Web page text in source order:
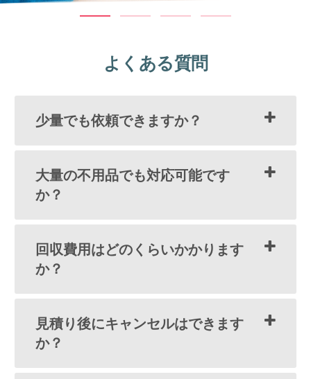
よくある質問
少量でも依頼できますか？
大量の不用品でも対応可能です
か？
回収費用はどのくらいかかります
か？
見積り後にキャンセルはできます
か？